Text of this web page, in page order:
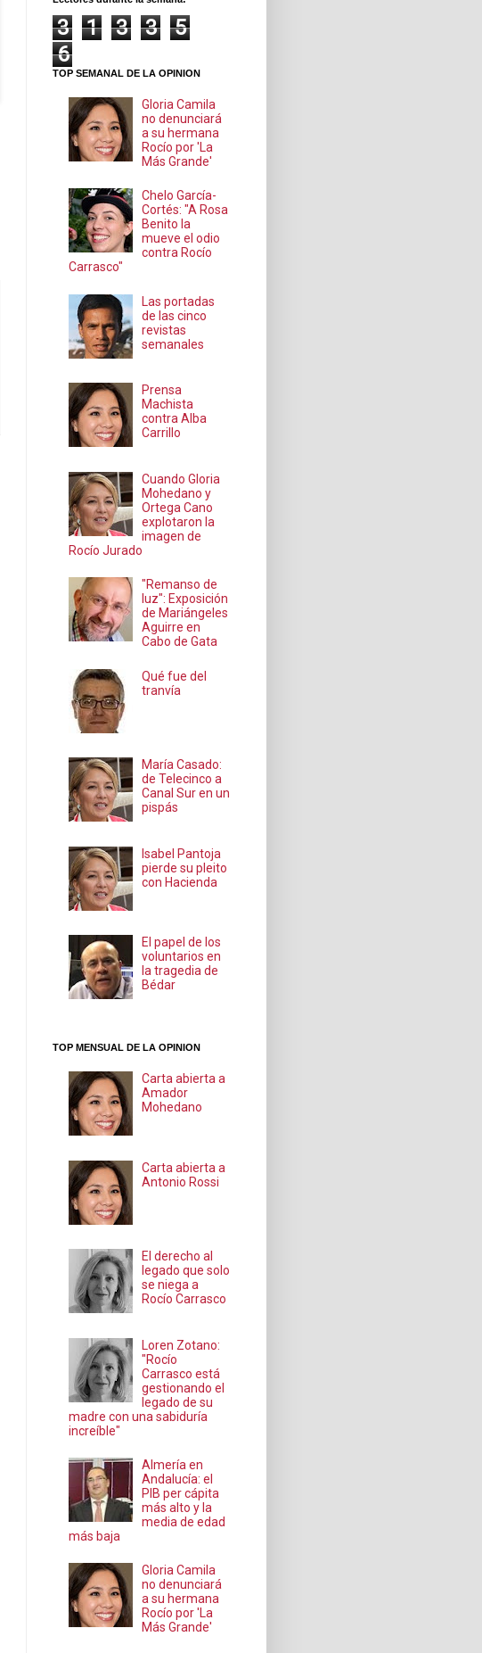
3 1 3 3
5
6
TOP SEMANAL DE LA OPINION
Gloria Camila
no denunciará
a su hermana
Rocío por 'La
Más Grande'
Chelo García-
Cortés: "A Rosa
Benito la
mueve el odio
contra Rocío
Carrasco"
Las portadas
de las cinco
revistas
semanales
Prensa
Machista
contra Alba
Carrillo
Cuando Gloria
Mohedano y
Ortega Cano
explotaron la
imagen de
Rocío Jurado
"Remanso de
luz": Exposición
de Mariángeles
Aguirre en
Cabo de Gata
Qué fue del
tranvía
María Casado:
de Telecinco a
Canal Sur en un
pispás
Isabel Pantoja
pierde su pleito
con Hacienda
El papel de los
voluntarios en
la tragedia de
Bédar
TOP MENSUAL DE LA OPINION
Carta abierta a
Amador
Mohedano
Carta abierta a
Antonio Rossi
El derecho al
legado que solo
se niega a
Rocío Carrasco
Loren Zotano:
"Rocío
Carrasco está
gestionando el
legado de su
madre con una sabiduría
increíble"
Almería en
Andalucía: el
PIB per cápita
más alto y la
media de edad
más baja
Gloria Camila
no denunciará
a su hermana
Rocío por 'La
Más Grande'